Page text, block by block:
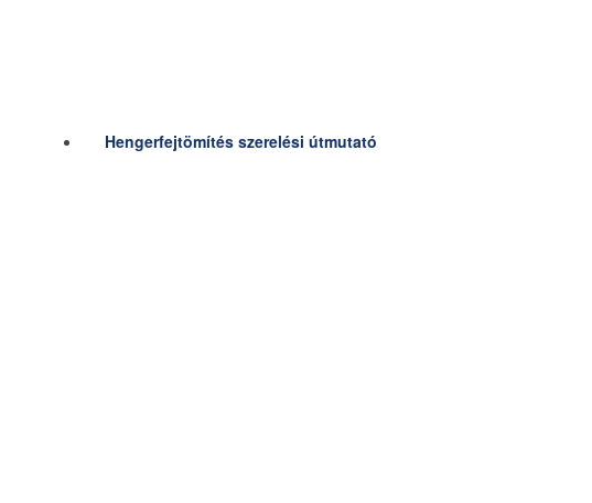
Hengerfejtömítés szerelési útmutató